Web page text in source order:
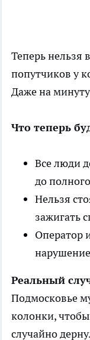
Теперь нельзя
попутчиков у
Даже на
Что теперь
Все люди
до
Нельзя
зажигать
Оператор
Реальный
Подмосковье
колонки,
случайно